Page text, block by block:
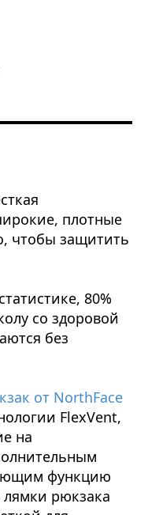
плотные
чтобы защитить
80%
со здоровой
без
от NorthFace
FlexVent,
на
функцию
лямки рюкзака